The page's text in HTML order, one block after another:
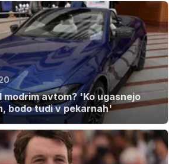
modrim avtom? 'Ko ugasnejo
bodo tudi v pekarnah'